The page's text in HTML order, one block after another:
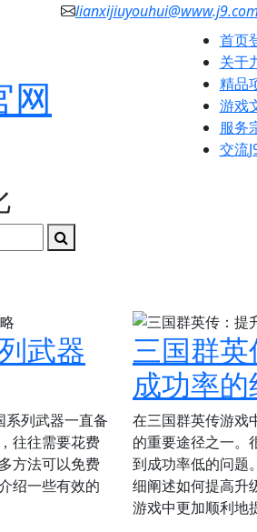
lianxijiuyouhui@www.j9.com
网
首页
关于
精品
游戏
服务
交流
武器
系列武器一直备
往往需要花费
方法可以免费
绍一些有效的
三国群
成功率
在三国群英传游戏
的重要途径之一。
到成功率低的问题
细阐述如何提高升
游戏中更加顺利地